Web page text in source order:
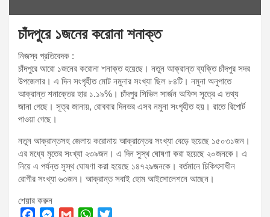
চাঁদপুরে ১জনের করোনা শনাক্ত
নিজস্ব প্রতিবেদক :
চাঁদপুরে আরো ১জনের করোনা শনাক্ত হয়েছে। নতুন আক্রান্ত ব্যক্তি চাঁদপুর সদর
উপজেলার। এ দিন সংগৃহীত মোট নমুনার সংখ্যা ছিল ৮৪টি। নমুনা অনুপাতে
আক্রান্ত শনাক্তের হার ১.১৯%। চাঁদপুর সিভিল সার্জন অফিস সূত্রে এ তথ্য
জানা গেছে। সূত্র জানায়, রোববার দিনভর এসব নমুনা সংগৃহীত হয়। রাতে রিপোর্ট
পাওয়া গেছে।
নতুন আক্রান্তসহ জেলায় করোনায় আক্রান্তের সংখ্যা বেড়ে হয়েছে ১৫০৩১জন।
এর মধ্যে মৃতের সংখ্যা ২৩৯জন। এ দিন সুস্থ ঘোষণা করা হয়েছে ২০জনকে। এ
নিয়ে এ পর্যন্ত সুস্থ ঘোষণা করা হয়েছে ১৪৭২৯জনকে। বর্তমানে চিকিৎসাধীন
রোগীর সংখ্যা ৬৩জন। আক্রান্ত সবাই হোম আইসোলেশনে আছেন।
শেয়ার করুন